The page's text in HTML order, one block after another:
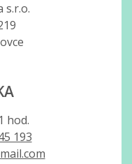
s.r.o.
hod.
193